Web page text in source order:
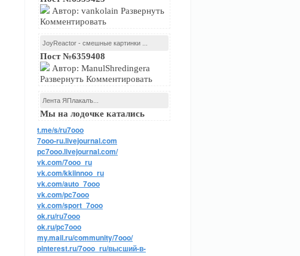
Автор: vankolain Развернуть
Комментировать
JoyReactor - смешные картинки ...
Пост №6359408
Автор: ManulShredingera
Развернуть Комментировать
Лента ЯПлакалъ...
Мы на лодочке катались
t.me/s/ru7ooo
7ooo-ru.livejournal.com
pc7ooo.livejournal.com/
vk.com/7ooo_ru
vk.com/kkiinnoo_ru
vk.com/auto_7ooo
vk.com/pc7ooo
vk.com/sport_7ooo
ok.ru/ru7ooo
ok.ru/pc7ooo
my.mail.ru/community/7ooo/
pinterest.ru/7ooo_ru/высший-в-